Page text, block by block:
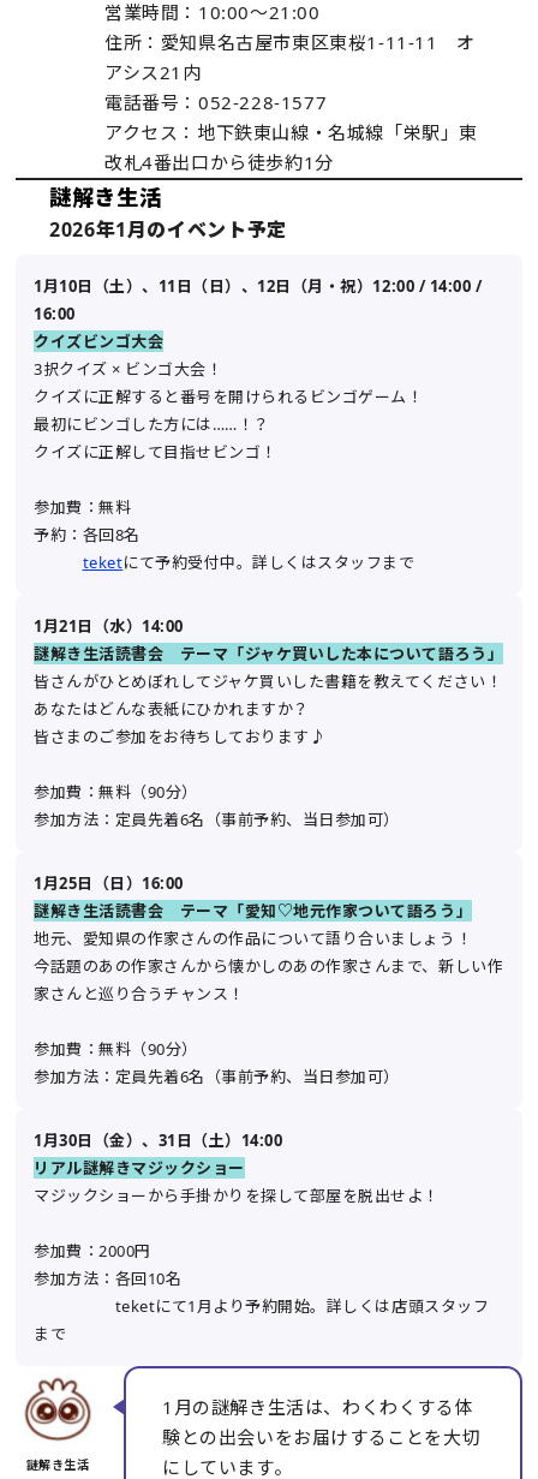
営業時間：10:00〜21:00
住所：愛知県名古屋市東区東桜1-11-11 オ
アシス21内
電話番号：052-228-1577
アクセス：地下鉄東山線・名城線「栄駅」東
改札4番出口から徒歩約1分
謎解き生活
2026年1月のイベント予定
1月10日（土）、11日（日）、12日（月・祝）12:00 / 14:00 /
16:00
クイズビンゴ大会
3択クイズ × ビンゴ大会！
クイズに正解すると番号を開けられるビンゴゲーム！
最初にビンゴした方には……！？
クイズに正解して目指せビンゴ！
参加費：無料
予約：各回8名
teketにて予約受付中。詳しくはスタッフまで
1月21日（水）14:00
謎解き生活読書会 テーマ「ジャケ買いした本について語ろう」
皆さんがひとめぼれしてジャケ買いした書籍を教えてください！
あなたはどんな表紙にひかれますか？
皆さまのご参加をお待ちしております♪
参加費：無料（90分）
参加方法：定員先着6名（事前予約、当日参加可）
1月25日（日）16:00
謎解き生活読書会 テーマ「愛知♡地元作家ついて語ろう」
地元、愛知県の作家さんの作品について語り合いましょう！
今話題のあの作家さんから懐かしのあの作家さんまで、新しい作
家さんと巡り合うチャンス！
参加費：無料（90分）
参加方法：定員先着6名（事前予約、当日参加可）
1月30日（金）、31日（土）14:00
リアル謎解きマジックショー
マジックショーから手掛かりを探して部屋を脱出せよ！
参加費：2000円
参加方法：各回10名
teketにて1月より予約開始。詳しくは店頭スタッフ
まで
1月の謎解き生活は、わくわくする体
験との出会いをお届けすることを大切
にしています。